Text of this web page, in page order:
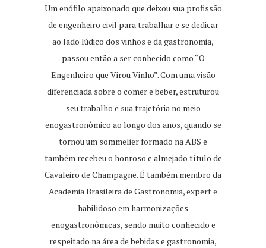
Um enófilo apaixonado que deixou sua profissão
de engenheiro civil para trabalhar e se dedicar
ao lado lúdico dos vinhos e da gastronomia,
passou então a ser conhecido como “O
Engenheiro que Virou Vinho”. Com uma visão
diferenciada sobre o comer e beber, estruturou
seu trabalho e sua trajetória no meio
enogastronômico ao longo dos anos, quando se
tornou um sommelier formado na ABS e
também recebeu o honroso e almejado título de
Cavaleiro de Champagne. É também membro da
Academia Brasileira de Gastronomia, expert e
habilidoso em harmonizações
enogastronômicas, sendo muito conhecido e
respeitado na área de bebidas e gastronomia,